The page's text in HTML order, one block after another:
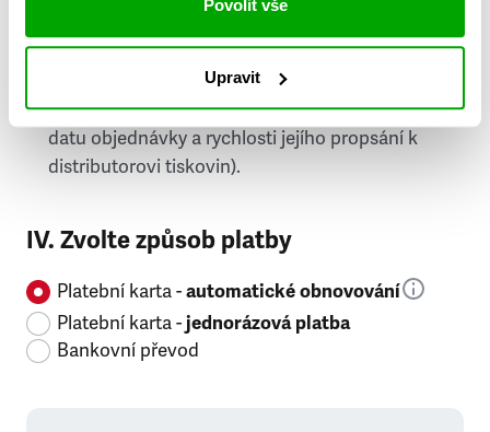
Povolit vše
Upravit
doručování týdeníku Respekt v tištěné verzi, na
první vydání ve vaší schránce se můžete těšit
příští, nejpozději přespříští týden (v závislosti na
datu objednávky a rychlosti jejího propsání k
distributorovi tiskovin).
IV. Zvolte způsob platby
Platební karta -automatické obnovování
Platební karta -jednorázová platba
Bankovní převod